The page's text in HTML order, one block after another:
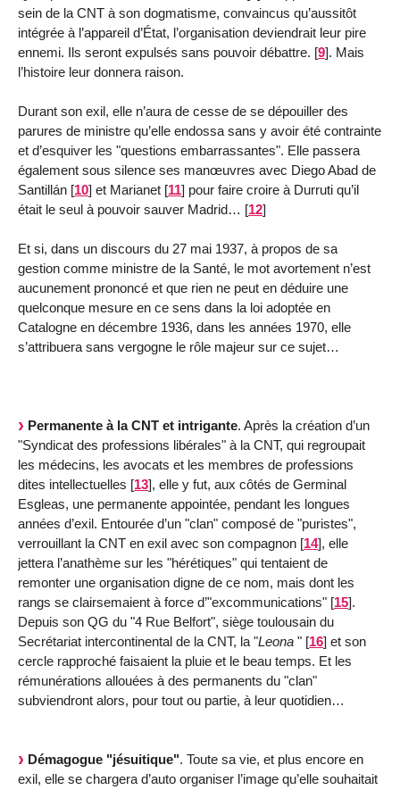
sein de la CNT à son dogmatisme, convaincus qu’aussitôt
intégrée à l’appareil d’État, l’organisation deviendrait leur pire
ennemi. Ils seront expulsés sans pouvoir débattre. [9]. Mais
l’histoire leur donnera raison.
Durant son exil, elle n’aura de cesse de se dépouiller des
parures de ministre qu’elle endossa sans y avoir été contrainte
et d’esquiver les "questions embarrassantes". Elle passera
également sous silence ses manœuvres avec Diego Abad de
Santillán [10] et Marianet [11] pour faire croire à Durruti qu’il
était le seul à pouvoir sauver Madrid… [12]
Et si, dans un discours du 27 mai 1937, à propos de sa
gestion comme ministre de la Santé, le mot avortement n’est
aucunement prononcé et que rien ne peut en déduire une
quelconque mesure en ce sens dans la loi adoptée en
Catalogne en décembre 1936, dans les années 1970, elle
s’attribuera sans vergogne le rôle majeur sur ce sujet…
Permanente à la CNT et intrigante. Après la création d’un
"Syndicat des professions libérales" à la CNT, qui regroupait
les médecins, les avocats et les membres de professions
dites intellectuelles [13], elle y fut, aux côtés de Germinal
Esgleas, une permanente appointée, pendant les longues
années d’exil. Entourée d’un "clan" composé de "puristes",
verrouillant la CNT en exil avec son compagnon [14], elle
jettera l’anathème sur les "hérétiques" qui tentaient de
remonter une organisation digne de ce nom, mais dont les
rangs se clairsemaient à force d’"excommunications" [15].
Depuis son QG du "4 Rue Belfort", siège toulousain du
Secrétariat intercontinental de la CNT, la "Leona " [16] et son
cercle rapproché faisaient la pluie et le beau temps. Et les
rémunérations allouées à des permanents du "clan"
subviendront alors, pour tout ou partie, à leur quotidien…
Démagogue "jésuitique". Toute sa vie, et plus encore en
exil, elle se chargera d’auto organiser l’image qu’elle souhaitait